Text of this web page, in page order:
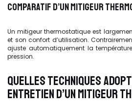
COMPARATIF D’UN MITIGEUR
Un mitigeur thermostatique est
et son confort d’utilisation.
ajuste automatiquement la
pression.
QUELLES TECHNIQUES
ENTRETIEN D’UN MITIGEUR